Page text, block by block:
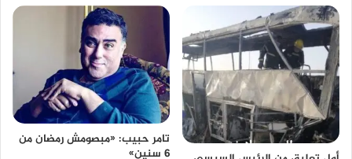
تامر حبيب: «مبصومش رمضان من
6 سنين»